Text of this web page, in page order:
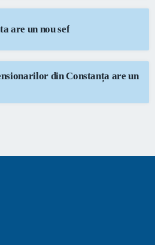
are un nou sef
din Constanța are un